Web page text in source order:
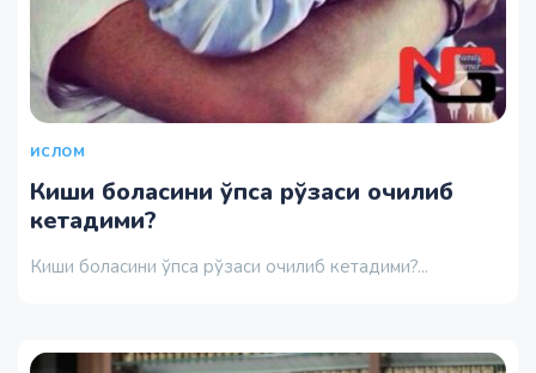
ИСЛОМ
Киши боласини ўпса рўзаси очилиб
кетадими?
Киши боласини ўпса рўзаси очилиб кетадими?...